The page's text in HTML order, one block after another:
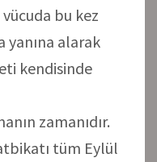
vücuda bu kez
yanına alarak
kendisinde
zamanıdır.
tüm Eylül